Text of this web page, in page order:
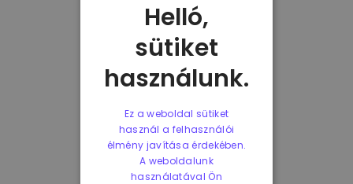
Helló,
sütiket
használunk.
Ez a weboldal sütiket
használ a felhasználói
élmény javítása érdekében.
A weboldalunk
használatával Ön